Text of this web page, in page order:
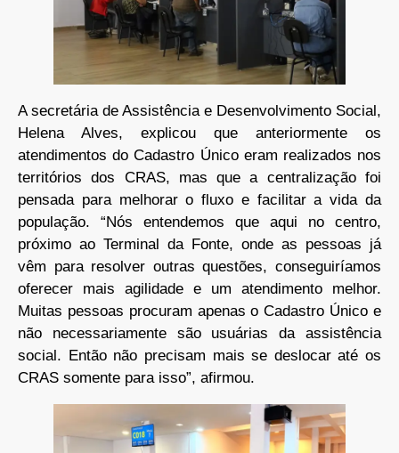
A secretária de Assistência e Desenvolvimento Social,
Helena Alves, explicou que anteriormente os
atendimentos do Cadastro Único eram realizados nos
territórios dos CRAS, mas que a centralização foi
pensada para melhorar o fluxo e facilitar a vida da
população. “Nós entendemos que aqui no centro,
próximo ao Terminal da Fonte, onde as pessoas já
vêm para resolver outras questões, conseguiríamos
oferecer mais agilidade e um atendimento melhor.
Muitas pessoas procuram apenas o Cadastro Único e
não necessariamente são usuárias da assistência
social. Então não precisam mais se deslocar até os
CRAS somente para isso”, afirmou.